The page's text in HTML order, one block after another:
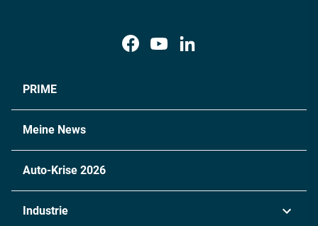
PRIME
Meine News
Auto-Krise 2026
Industrie